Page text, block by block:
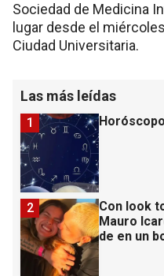
Sociedad de Medicina
lugar desde el
Ciudad Universitaria.
Las más leídas
1
Con look
Mauro
de en un
2